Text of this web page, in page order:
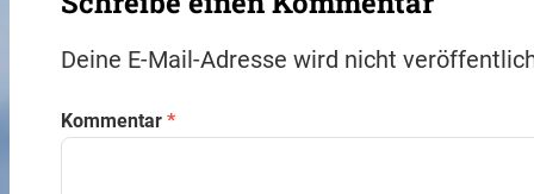
Deine E-Mail-Adresse wird nicht
Kommentar*